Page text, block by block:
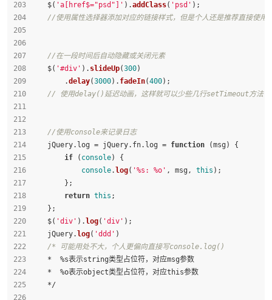
    $(
'a[href$="psd"]' ).addClass( 'psd' );
//使用属性选择器添加对应的链接样式，但是个人还是推荐直接使
//在一段时间后自动隐藏或关闭元素
    $(
'#div' ). slideUp(300)
        .
delay(3000). fadeIn(400);
// 使用delay()延迟动画，这样就可以少些几行setTimeout方法了
//使用console来记录日志
    jQuery.
log = jQuery. fn. log = function (msg ) {
if ( console) {
console. log( '%s: %o' , msg, this );
        };
return this ;
    };
    $(
'div' ). log( 'div' );
    jQuery.
log( 'ddd' )
/* 可能用处不大，个人更偏向直接写console.log()
    *  %s表示string类型占位符，对应msg参数
    *  %o表示object类型占位符，对应this参数
    */